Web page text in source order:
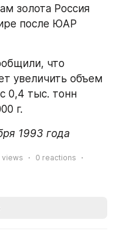
золота Россия
после ЮАР
что
увеличить объем
0,4 тыс. тонн
г.
1993 года
views 0 reactions